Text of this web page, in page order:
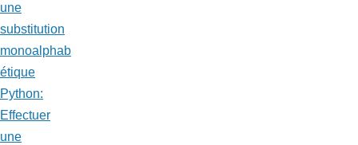
une
substitution
monoalphab
étique
Python:
Effectuer
une